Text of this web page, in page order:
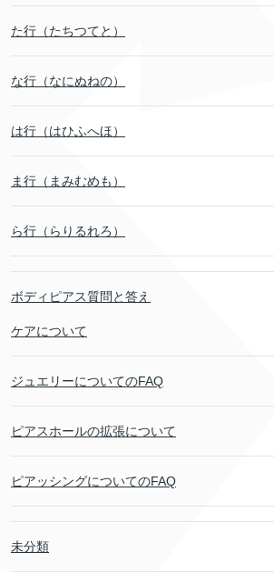
た行（たちつてと）
な行（なにぬねの）
は行（はひふへほ）
ま行（まみむめも）
ら行（らりるれろ）
ボディピアス質問と答え
ケアについて
ジュエリーについてのFAQ
ピアスホールの拡張について
ピアッシングについてのFAQ
未分類